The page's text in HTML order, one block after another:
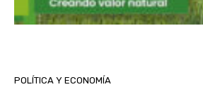
POLÍTICA Y ECONOMÍA